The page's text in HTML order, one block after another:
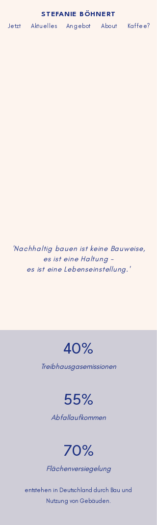
STEFANIE BÖHNERT
Jetzt
Angebot About Kaffee?
Aktuelles
'Nachhaltig bauen ist keine Bauweise,
es ist eine Haltung -
es ist eine Lebenseinstellung.'
40%
Treibhausgasemissionen
55%
Abfallaufkommen
70%
Flächenversiegelung
entstehen in Deutschland durch Bau und
Nutzung von Gebäuden.